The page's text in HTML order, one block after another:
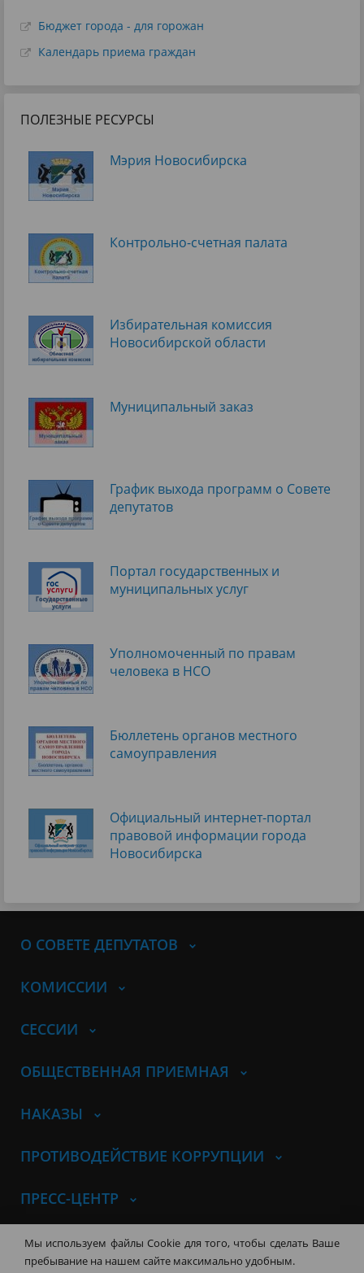
Бюджет города - для горожан
Календарь приема граждан
ПОЛЕЗНЫЕ РЕСУРСЫ
Мэрия Новосибирска
Контрольно-счетная палата
Избирательная комиссия
Новосибирской области
Муниципальный заказ
График выхода программ о Cовете
депутатов
Портал государственных и
муниципальных услуг
Уполномоченный по правам
человека в НСО
Бюллетень органов местного
самоуправления
Официальный интернет-портал
правовой информации города
Новосибирска
О СОВЕТЕ ДЕПУТАТОВ
КОМИССИИ
СЕССИИ
ОБЩЕСТВЕННАЯ ПРИЕМНАЯ
НАКАЗЫ
ПРОТИВОДЕЙСТВИЕ КОРРУПЦИИ
ПРЕСС-ЦЕНТР
© Совет депутатов города
НовосибирскаКонтакты Карта сайта
Мы используем файлы Cookie для того, чтобы сделать Ваше
пребывание на нашем сайте максимально удобным.